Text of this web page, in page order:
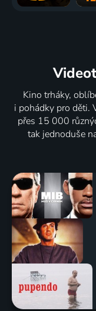
Kino trháky,
i pohádky pro děti.
přes 15 000
tak jednoduše